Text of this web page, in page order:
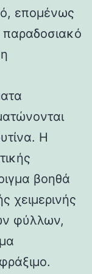
επομένως
παραδοσιακό
Η
βοηθά
χειμερινής
φύλλων,